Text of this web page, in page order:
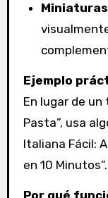
Ejemplo
En lugar de un
Pasta”, usa
Italiana Fácil:
en 10 Minutos”.
Por qué